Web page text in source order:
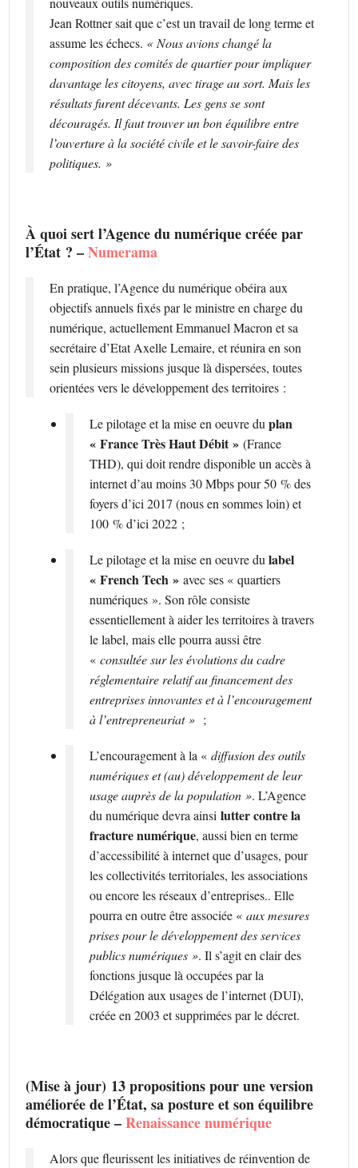
Jean Rottner sait que c’est un travail de long terme et
assume les échecs. « Nous avions changé la
composition des comités de quartier pour impliquer
davantage les citoyens, avec tirage au sort. Mais les
résultats furent décevants. Les gens se sont
découragés. Il faut trouver un bon équilibre entre
l’ouverture à la société civile et le savoir-faire des
politiques. »
À quoi sert l’Agence du numérique créée par
l’État ? –Numerama
En pratique, l’Agence du numérique obéira aux
objectifs annuels fixés par le ministre en charge du
numérique, actuellement Emmanuel Macron et sa
secrétaire d’Etat Axelle Lemaire, et réunira en son
sein plusieurs missions jusque là dispersées, toutes
orientées vers le développement des territoires :
Le pilotage et la mise en oeuvre duplan
« France Très Haut Débit » (France
THD), qui doit rendre disponible un accès à
internet d’au moins 30 Mbps pour 50 % des
foyers d’ici 2017 (nous en sommes loin) et
100 % d’ici 2022 ;
Le pilotage et la mise en oeuvre dulabel
« French Tech »avec ses « quartiers
numériques ». Son rôle consiste
essentiellement à aider les territoires à travers
le label, mais elle pourra aussi être
«consultée sur les évolutions du cadre
réglementaire relatif au financement des
entreprises innovantes et à l’encouragement
à l’entrepreneuriat » ;
L’encouragement à la «diffusion des outils
numériques et (au) développement de leur
usage auprès de la population ». L’Agence
du numérique devra ainsilutter contre la
fracture numérique, aussi bien en terme
d’accessibilité à internet que d’usages, pour
les collectivités territoriales, les associations
ou encore les réseaux d’entreprises.. Elle
pourra en outre être associée «aux mesures
prises pour le développement des services
publics numériques ». Il s’agit en clair des
fonctions jusque là occupées par la
Délégation aux usages de l’internet (DUI),
créée en 2003 et supprimées par le décret.
(Mise à jour) 13 propositions pour une version
améliorée de l’État, sa posture et son équilibre
démocratique –Renaissance numérique
Alors que fleurissent les initiatives de réinvention de